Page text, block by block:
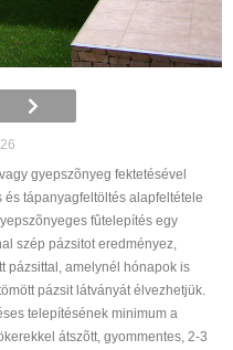
gyepszõnyeg fektetésével
tápanyagfeltöltés alapfeltétele
fûtelepítés egy
szép pázsitot eredményez,
pázsittal, amelynél hónapok is
pázsit látványát élvezhetjük.
telepítésének minimum a
átszõtt, gyommentes, 2-3